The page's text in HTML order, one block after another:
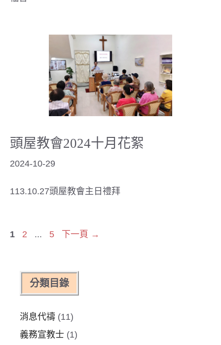
頭屋教會2024十月花絮
2024-10-29
113.10.27頭屋教會主日禮拜
頁
1
頁
2 ...
頁
5 下一頁 →
分類目錄
消息代禱 (11)
義務宣教士 (1)